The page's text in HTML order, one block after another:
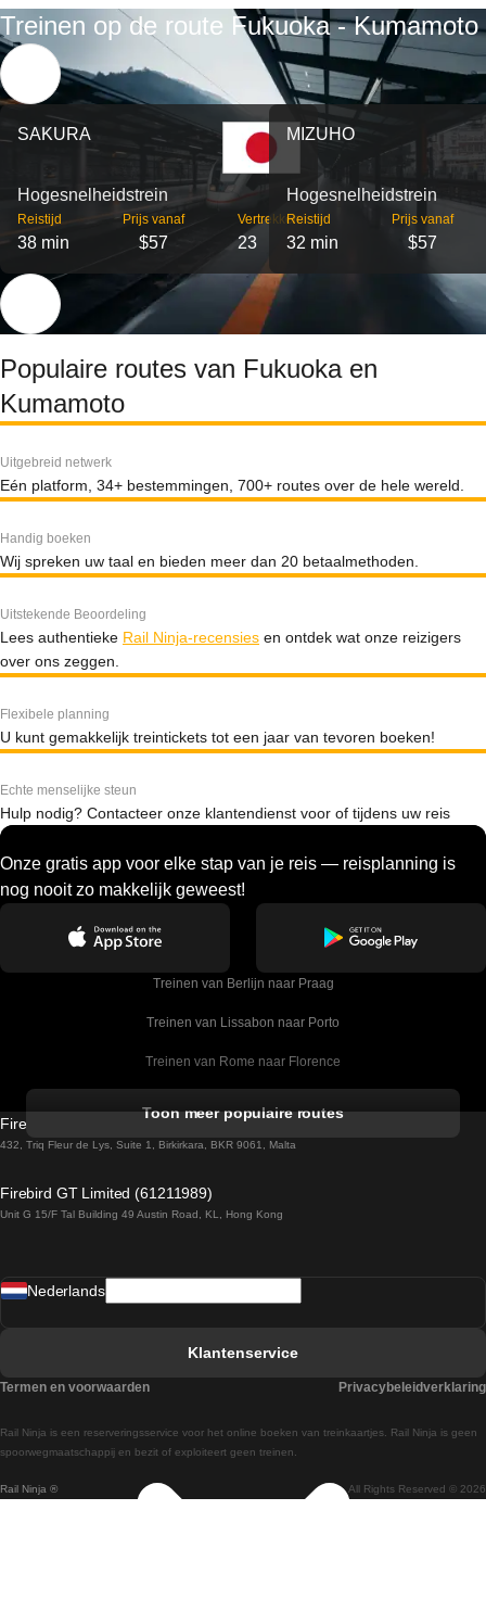
Treinen op de route Fukuoka - Kumamoto
SAKURA
Hogesnelheidstrein
Reistijd
38 min
Prijs vanaf
$57
Vertrekken
23
MIZUHO
Hogesnelheidstrein
Reistijd
32 min
Prijs vanaf
$57
Populaire routes van Fukuoka en
Kumamoto
Uitgebreid netwerk
Eén platform, 34+ bestemmingen, 700+ routes over de hele wereld.
Handig boeken
Wij spreken uw taal en bieden meer dan 20 betaalmethoden.
Uitstekende Beoordeling
Lees authentieke Rail Ninja-recensies en ontdek wat onze reizigers
over ons zeggen.
Flexibele planning
U kunt gemakkelijk treintickets tot een jaar van tevoren boeken!
Echte menselijke steun
Hulp nodig? Contacteer onze klantendienst voor of tijdens uw reis
Onze gratis app voor elke stap van je reis — reisplanning is
nog nooit zo makkelijk geweest!
Treinen van Berlijn naar Praag
Treinen van Lissabon naar Porto
Treinen van Rome naar Florence
Treinen van Sevilla naar Barcelona
Treinen van Praag naar Wenen
Treinen van Wenen naar Salzburg
Treinen van Wenen naar Praag
Toon meer populaire routes
Firebird GT Limited (OC 1451)
432, Triq Fleur de Lys, Suite 1, Birkirkara, BKR 9061, Malta
Firebird GT Limited (61211989)
Unit G 15/F Tal Building 49 Austin Road, KL, Hong Kong
Rail Ninja ® All Rights Reserved © 2026
Rail Ninja is een reserveringsservice voor het online boeken van treinkaartjes. Rail Ninja is geen
spoorwegmaatschappij en bezit of exploiteert geen treinen.
Nederlands
Klantenservice
Termen en voorwaarden Privacybeleidverklaring